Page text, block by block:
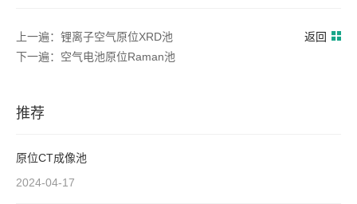
上一遍：锂离子空气原位XRD池
返回
下一遍：空气电池原位Raman池
推荐
原位CT成像池
2024-04-17